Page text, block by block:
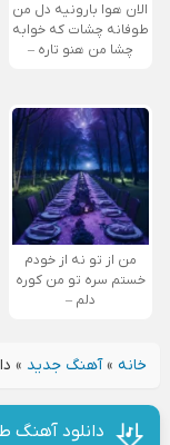
الان هوا بارونیه دل من
طوفانه چشات که خوابه
چشا من هنو تاره –
من از تو نه از خودم
خستم سره تو من کوره
دلم –
خانه»آهنگ جدید »
دانلود آهنگ